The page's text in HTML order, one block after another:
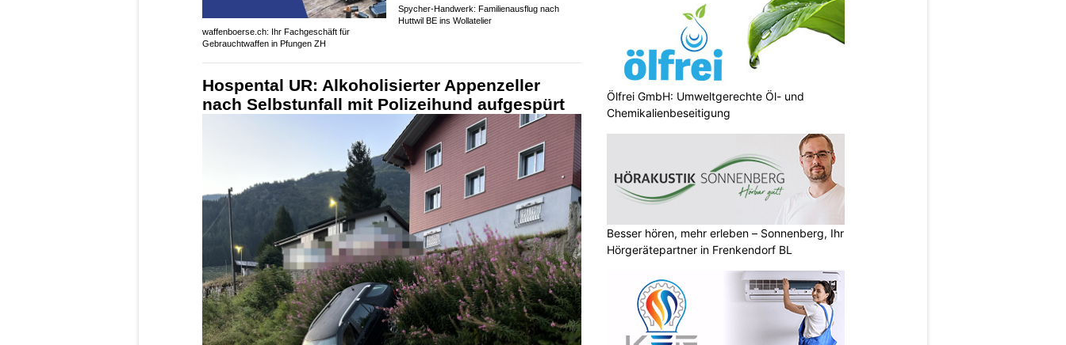
waffenboerse.ch: Ihr Fachgeschäft für
Gebrauchtwaffen in Pfungen ZH
Spycher-Handwerk: Familienausflug nach
Huttwil BE ins Wollatelier
Hospental UR: Alkoholisierter Appenzeller
nach Selbstunfall mit Polizeihund aufgespürt
Ölfrei GmbH: Umweltgerechte Öl- und
Chemikalienbeseitigung
Besser hören, mehr erleben – Sonnenberg, Ihr
Hörgerätepartner in Frenkendorf BL